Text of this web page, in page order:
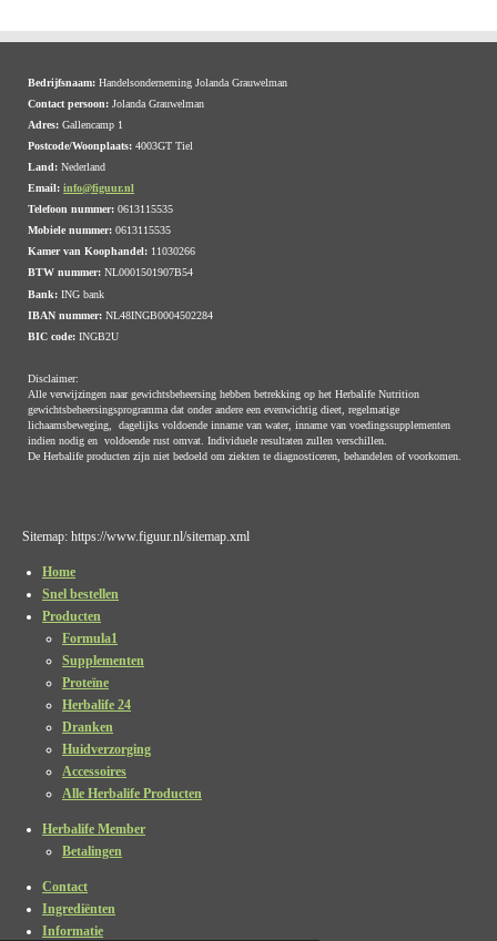
Bedrijfsnaam:Handelsonderneming Jolanda Grauwelman
Contact persoon:Jolanda Grauwelman
Adres:Gallencamp 1
Postcode/Woonplaats:4003GT Tiel
Land:Nederland
Email:info@figuur.nl
Telefoon nummer:0613115535
Mobiele nummer:0613115535
Kamer van Koophandel: 11030266
BTW nummer:NL0001501907B54
Bank:ING bank
IBAN nummer:NL48INGB0004502284
BIC code:INGB2U
Disclaimer:
Alle verwijzingen naar gewichtsbeheersing hebben betrekking op het Herbalife Nutrition
gewichtsbeheersingsprogramma dat onder andere een evenwichtig dieet, regelmatige
lichaamsbeweging, dagelijks voldoende inname van water, inname van voedingssupplementen
indien nodig en voldoende rust omvat. Individuele resultaten zullen verschillen.
De Herbalife producten zijn niet bedoeld om ziekten te diagnosticeren, behandelen of voorkomen.
Sitemap: https://www.figuur.nl/sitemap.xml
Home
Snel bestellen
Producten
Formula1
Supplementen
Proteïne
Herbalife 24
Dranken
Huidverzorging
Accessoires
Alle Herbalife Producten
Herbalife Member
Betalingen
Contact
Ingrediënten
Informatie